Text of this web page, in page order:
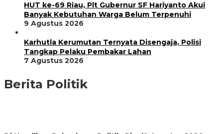
HUT ke-69 Riau, Plt Gubernur SF Hariyanto Akui
Banyak Kebutuhan Warga Belum Terpenuhi
9 Agustus 2026
Karhutla Kerumutan Ternyata Disengaja, Polisi
Tangkap Pelaku Pembakar Lahan
7 Agustus 2026
Berita Politik